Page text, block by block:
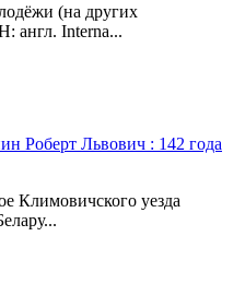
(на других
англ. Interna...
Роберт Львович : 142 года
Климовичского уезда